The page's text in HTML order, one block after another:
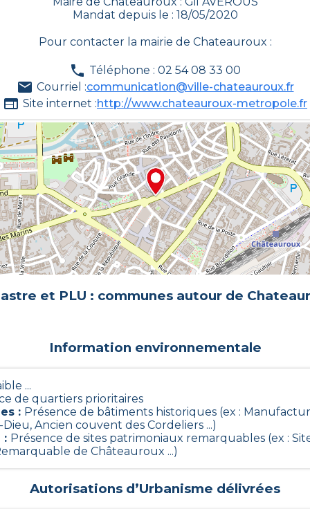
Mandat depuis le : 18/05/2020
Pour contacter la mairie de Chateauroux :
Téléphone : 02 54 08 33 00
Courriel :communication@ville-chateauroux.fr
Site internet :http://www.chateauroux-metropole.fr
et PLU : communes autour de
Information environnementale
...
de quartiers prioritaires
: Présence de bâtiments historiques (ex :
Ancien couvent des Cordeliers ...)
: Présence de sites patrimoniaux remarquables (ex :
de Châteauroux ...)
Autorisations d’Urbanisme délivrées